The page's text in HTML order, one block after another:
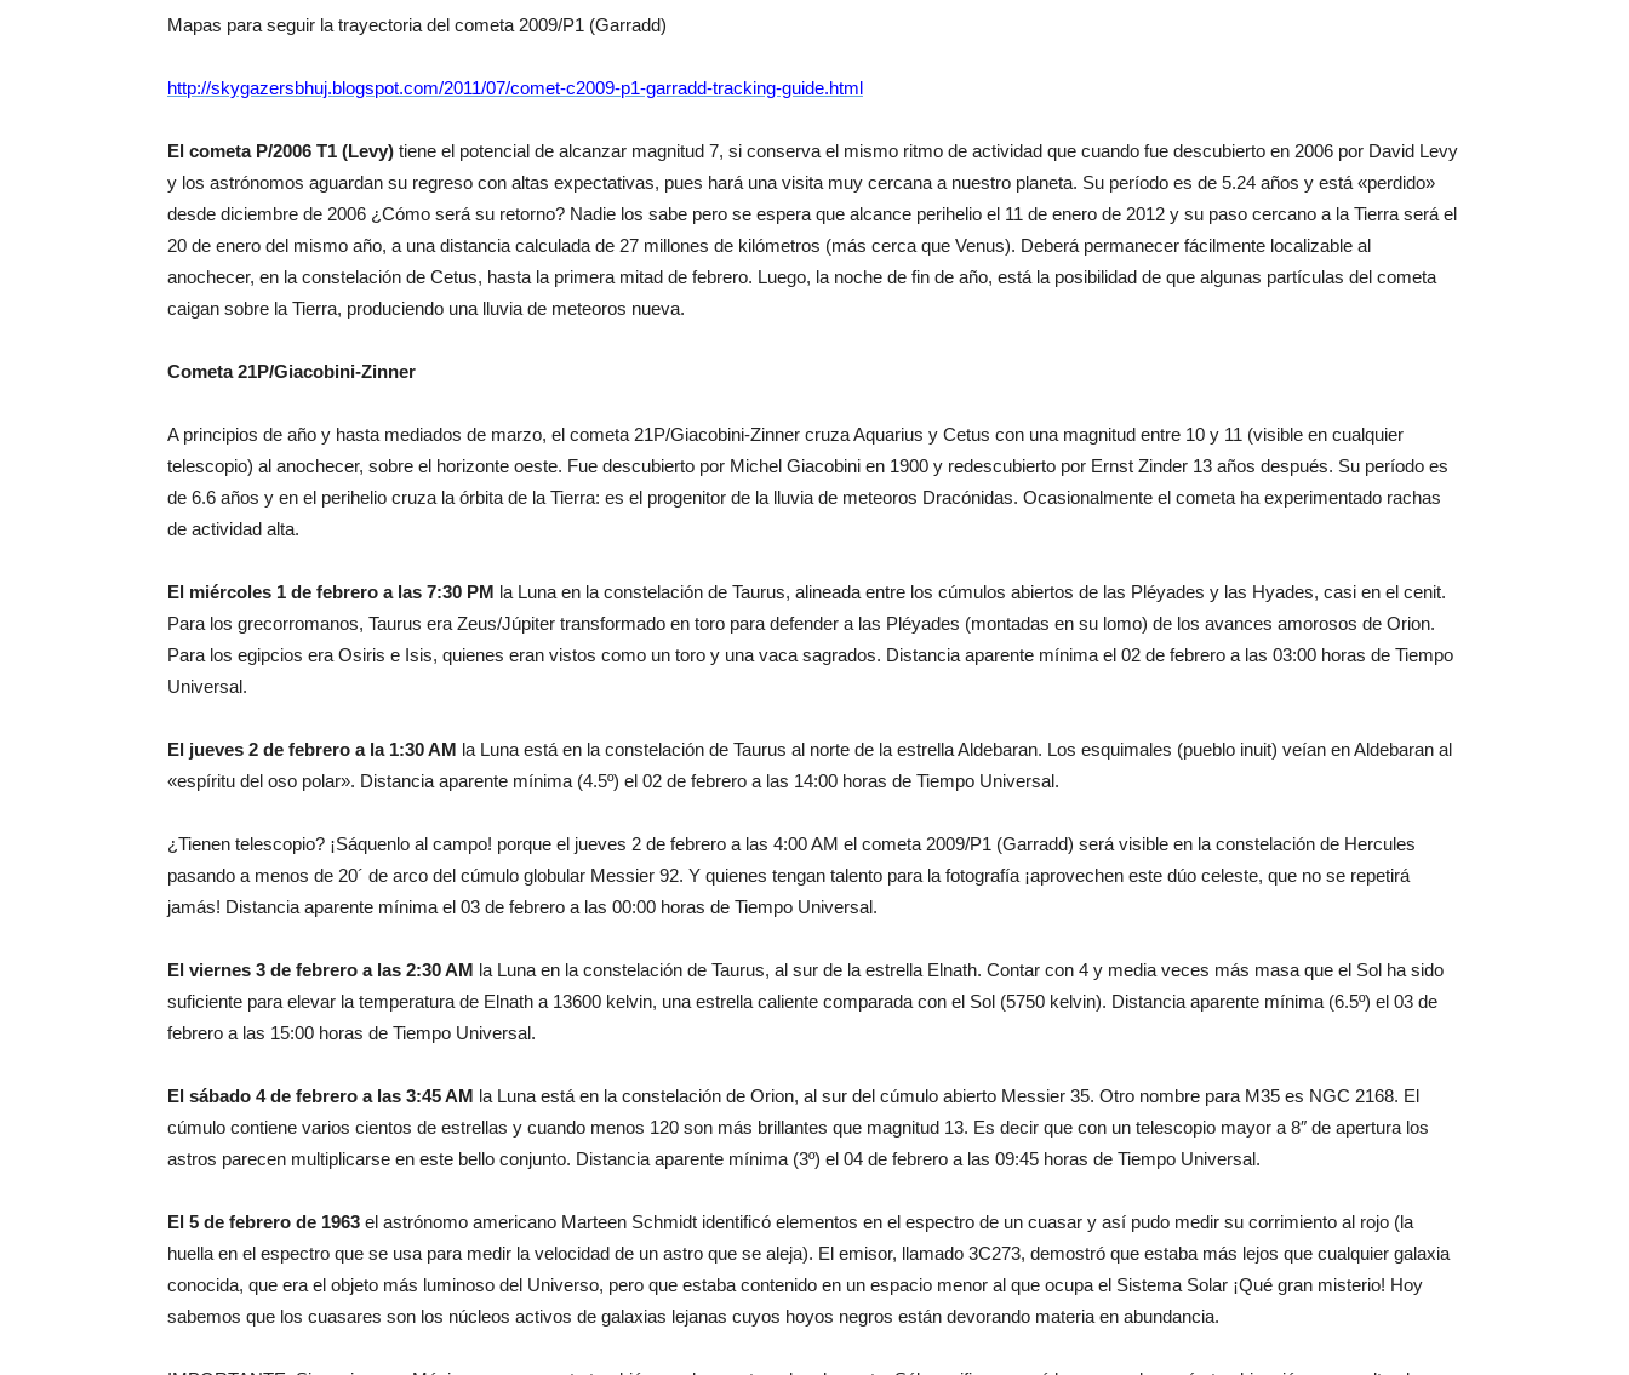
Mapas para seguir la trayectoria del cometa 2009/P1 (Garradd)
http://skygazersbhuj.blogspot.com/2011/07/comet-c2009-p1-garradd-tracking-guide.html
El cometa P/2006 T1 (Levy) tiene el potencial de alcanzar magnitud 7, si conserva el mismo ritmo de actividad que cuando fue descubierto en 2006 por David Levy
y los astrónomos aguardan su regreso con altas expectativas, pues hará una visita muy cercana a nuestro planeta. Su período es de 5.24 años y está «perdido»
desde diciembre de 2006 ¿Cómo será su retorno? Nadie los sabe pero se espera que alcance perihelio el 11 de enero de 2012 y su paso cercano a la Tierra será el
20 de enero del mismo año, a una distancia calculada de 27 millones de kilómetros (más cerca que Venus). Deberá permanecer fácilmente localizable al
anochecer, en la constelación de Cetus, hasta la primera mitad de febrero. Luego, la noche de fin de año, está la posibilidad de que algunas partículas del cometa
caigan sobre la Tierra, produciendo una lluvia de meteoros nueva.
Cometa 21P/Giacobini-Zinner
A principios de año y hasta mediados de marzo, el cometa 21P/Giacobini-Zinner cruza Aquarius y Cetus con una magnitud entre 10 y 11 (visible en cualquier
telescopio) al anochecer, sobre el horizonte oeste. Fue descubierto por Michel Giacobini en 1900 y redescubierto por Ernst Zinder 13 años después. Su período es
de 6.6 años y en el perihelio cruza la órbita de la Tierra: es el progenitor de la lluvia de meteoros Dracónidas. Ocasionalmente el cometa ha experimentado rachas
de actividad alta.
El miércoles 1 de febrero a las 7:30 PM la Luna en la constelación de Taurus, alineada entre los cúmulos abiertos de las Pléyades y las Hyades, casi en el cenit.
Para los grecorromanos, Taurus era Zeus/Júpiter transformado en toro para defender a las Pléyades (montadas en su lomo) de los avances amorosos de Orion.
Para los egipcios era Osiris e Isis, quienes eran vistos como un toro y una vaca sagrados. Distancia aparente mínima el 02 de febrero a las 03:00 horas de Tiempo
Universal.
El jueves 2 de febrero a la 1:30 AM la Luna está en la constelación de Taurus al norte de la estrella Aldebaran. Los esquimales (pueblo inuit) veían en Aldebaran al
«espíritu del oso polar». Distancia aparente mínima (4.5º) el 02 de febrero a las 14:00 horas de Tiempo Universal.
¿Tienen telescopio? ¡Sáquenlo al campo! porque el jueves 2 de febrero a las 4:00 AM el cometa 2009/P1 (Garradd) será visible en la constelación de Hercules
pasando a menos de 20´ de arco del cúmulo globular Messier 92. Y quienes tengan talento para la fotografía ¡aprovechen este dúo celeste, que no se repetirá
jamás! Distancia aparente mínima el 03 de febrero a las 00:00 horas de Tiempo Universal.
El viernes 3 de febrero a las 2:30 AM la Luna en la constelación de Taurus, al sur de la estrella Elnath. Contar con 4 y media veces más masa que el Sol ha sido
suficiente para elevar la temperatura de Elnath a 13600 kelvin, una estrella caliente comparada con el Sol (5750 kelvin). Distancia aparente mínima (6.5º) el 03 de
febrero a las 15:00 horas de Tiempo Universal.
El sábado 4 de febrero a las 3:45 AM la Luna está en la constelación de Orion, al sur del cúmulo abierto Messier 35. Otro nombre para M35 es NGC 2168. El
cúmulo contiene varios cientos de estrellas y cuando menos 120 son más brillantes que magnitud 13. Es decir que con un telescopio mayor a 8″ de apertura los
astros parecen multiplicarse en este bello conjunto. Distancia aparente mínima (3º) el 04 de febrero a las 09:45 horas de Tiempo Universal.
El 5 de febrero de 1963 el astrónomo americano Marteen Schmidt identificó elementos en el espectro de un cuasar y así pudo medir su corrimiento al rojo (la
huella en el espectro que se usa para medir la velocidad de un astro que se aleja). El emisor, llamado 3C273, demostró que estaba más lejos que cualquier galaxia
conocida, que era el objeto más luminoso del Universo, pero que estaba contenido en un espacio menor al que ocupa el Sistema Solar ¡Qué gran misterio! Hoy
sabemos que los cuasares son los núcleos activos de galaxias lejanas cuyos hoyos negros están devorando materia en abundancia.